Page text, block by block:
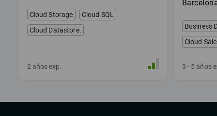
Cloud Storage
Cloud SQL
Cloud Datastore.
2años exp.
Business
Cloud
3 - 5 años